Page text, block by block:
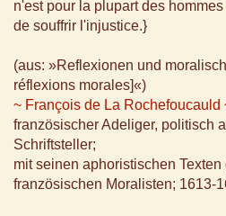
n'est pour la plupart des
de souffrir l'injustice.}
(aus: »Reflexionen und
réflexions morales]«)
~ François de La Rochefoucauld
französischer Adeliger, politisch
Schriftsteller;
mit seinen aphoristischen
französischen Moralisten; 1613-